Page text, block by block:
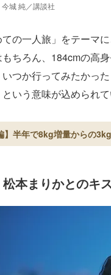
城 純／講談社
の一人旅」をテーマ
ちろん、184cmの高
いつか行ってみたかっ
いう意味が込められて
】半年で8kg増量からの
本まりかとのキ